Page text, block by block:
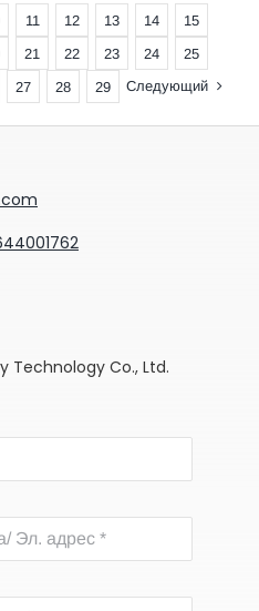
11 12 13 14
15
21 22 23 24
25
27 28 29 Следующий
Technology Co., Ltd.